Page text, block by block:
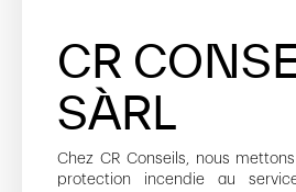
CR
SÀRL
Chez CR Conseils, nous
protection incendie au